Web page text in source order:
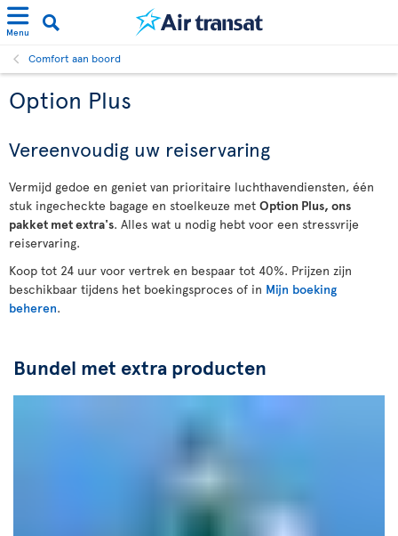
Menu
Comfort aan boord
Option Plus
Vereenvoudig uw reiservaring
Vermijd gedoe en geniet van prioritaire luchthavendiensten, één
stuk ingecheckte bagage en stoelkeuze met Option Plus, ons
pakket met extra's. Alles wat u nodig hebt voor een stressvrije
reiservaring.
Koop tot 24 uur voor vertrek en bespaar tot 40%. Prijzen zijn
beschikbaar tijdens het boekingsproces of in Mijn boeking
beheren.
Bundel met extra producten